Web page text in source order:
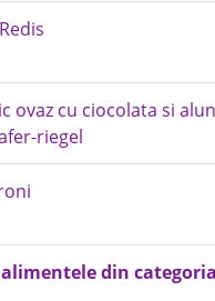
ovaz cu ciocolata si
riegel
din